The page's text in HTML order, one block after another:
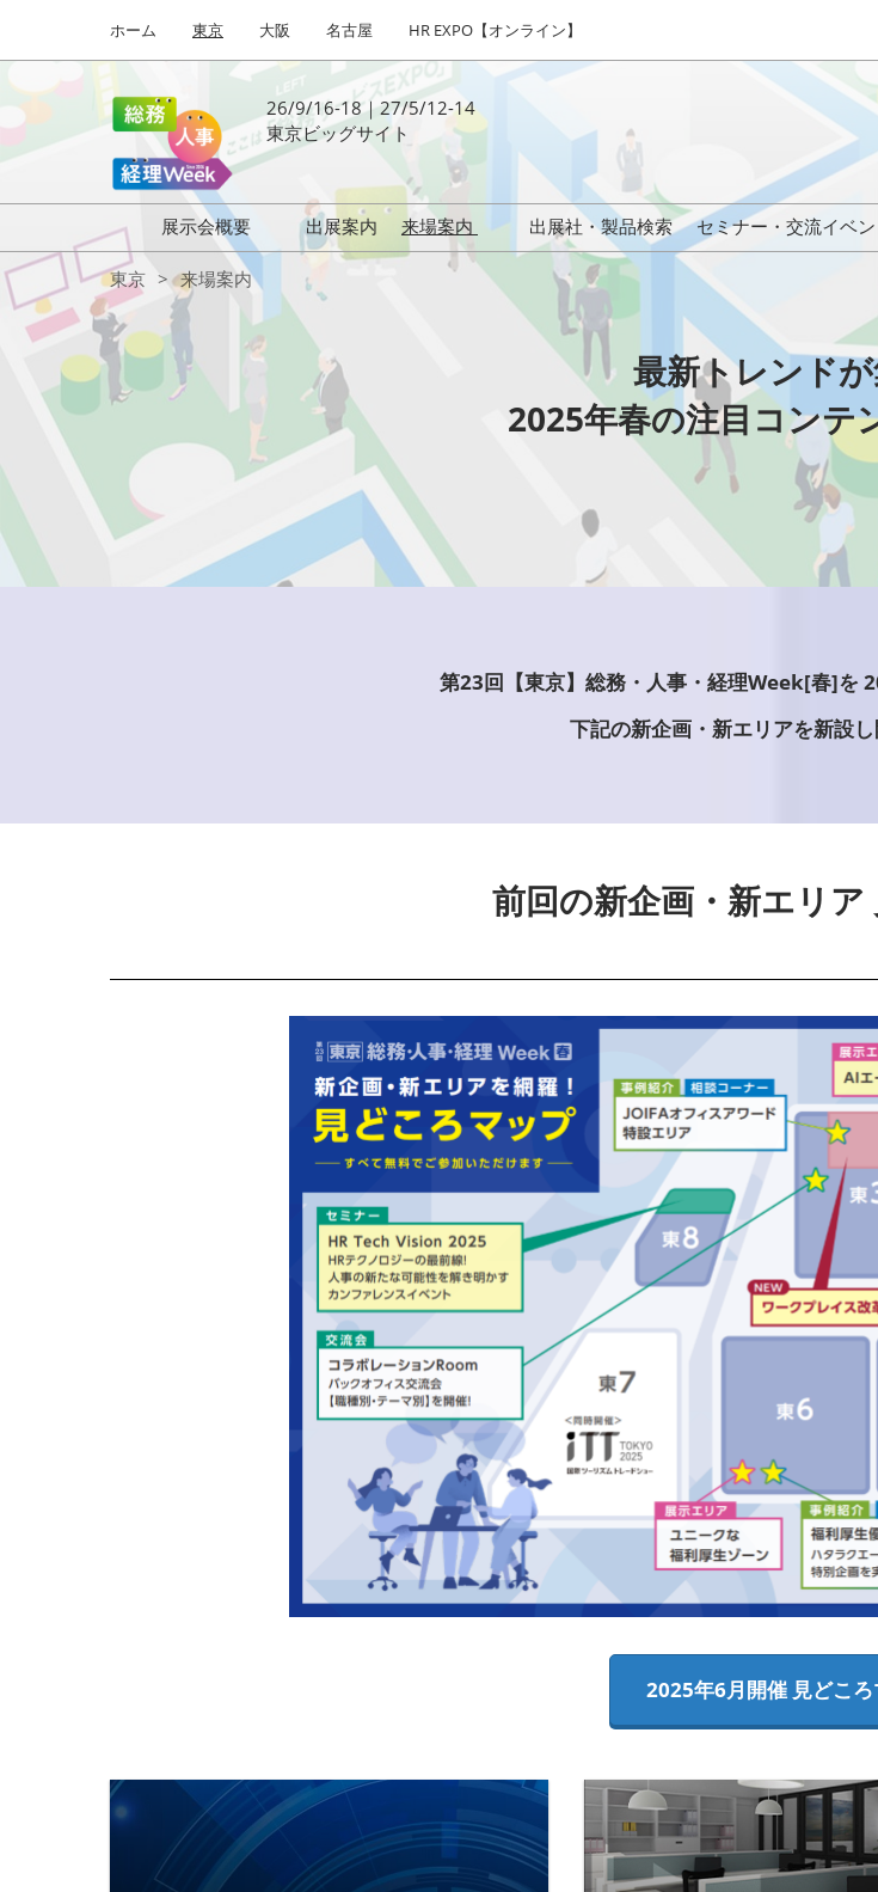
ホーム 東京 大阪 名古屋 HR EXPO【オンライン】
26/9/16-18｜27/5/12-14
東京ビッグサイト
展示会概要
働き方改革 EXPO
HR EXPO
福利厚生 EXPO
健康経営 EXPO
会計・財務 EXPO
総務サービス EXPO
オフィス防災 EXPO
法務・コンプライアンス
EXPO
出展案内
来場案内
はじめての来場の方へ
出展社・製品検索 セミナー・交流イベン
東京 来場案内
2025年春の注目コンテ
最新トレンド
2025年春の注目コンテ
第23回【東京】総務・人事・経理Week[春]を
下記の新企画・新エリアを新設
前回の新企画・新エリ
2025年6月開催 見どころ